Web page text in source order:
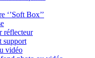
‘’Soft Box’’
réflecteur
support
vidéo